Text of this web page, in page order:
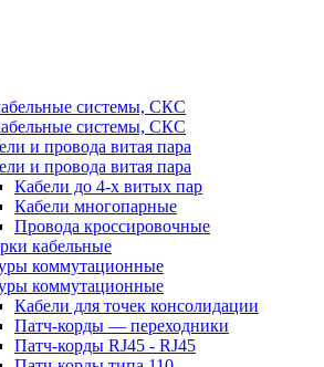
системы, СКС
системы, СКС
и провода витая пара
и провода витая пара
Кабели до 4-х витых пар
Кабели многопарные
Провода кроссировочные
кабельные
коммутационные
коммутационные
Кабели для точек консолидации
Патч-корды — переходники
Патч-корды RJ45 - RJ45